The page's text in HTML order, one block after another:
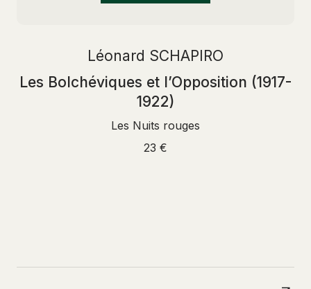
Léonard SCHAPIRO
Les Bolchéviques et l’Opposition (1917-
1922)
Les Nuits rouges
23 €
NAVIGUERPAR